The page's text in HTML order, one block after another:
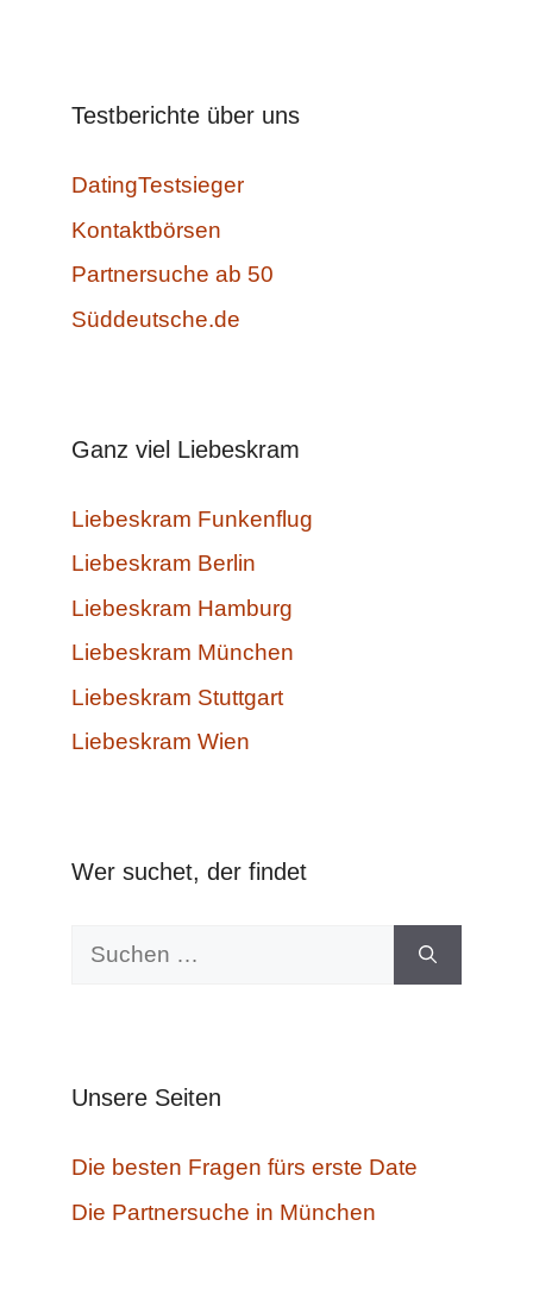
Testberichte über uns
DatingTestsieger
Kontaktbörsen
Partnersuche ab 50
Süddeutsche.de
Ganz viel Liebeskram
Liebeskram Funkenflug
Liebeskram Berlin
Liebeskram Hamburg
Liebeskram München
Liebeskram Stuttgart
Liebeskram Wien
Wer suchet, der findet
Suchen
Unsere Seiten
Die besten Fragen fürs erste Date
Die Partnersuche in München